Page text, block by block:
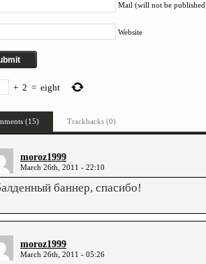
Mail (will not be
Website
+ 2 = eight
(15) Trackbacks (0)
moroz1999
March 26th, 2011 - 22:10
баннер, спасибо!
moroz1999
March 26th, 2011 - 05:26